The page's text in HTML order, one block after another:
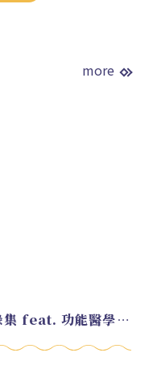
more
EP.220 好久不見！2026 試錄集 feat. 功能醫學營養師 美寶